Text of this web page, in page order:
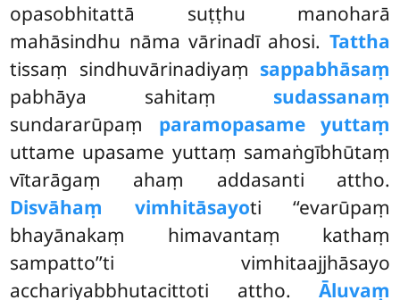
opasobhitattā suṭṭhu manoharā
mahāsindhu nāma vārinadī ahosi. Tattha
tissaṃ sindhuvārinadiyaṃ sappabhāsaṃ
pabhāya sahitaṃ sudassanaṃ
sundararūpaṃ paramopasame yuttaṃ
uttame upasame yuttaṃ samaṅgībhūtaṃ
vītarāgaṃ ahaṃ addasanti attho.
Disvāhaṃ vimhitāsayoti ‘‘evarūpaṃ
bhayānakaṃ himavantaṃ kathaṃ
sampatto’’ti vimhitaajjhāsayo
acchariyabbhutacittoti attho. Āluvaṃ